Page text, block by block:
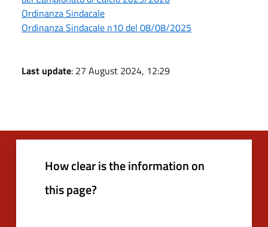
Ordinanza Sindacale
Ordinanza Sindacale n10 del 08/08/2025
Last update: 27 August 2024, 12:29
How clear is the information on
this page?